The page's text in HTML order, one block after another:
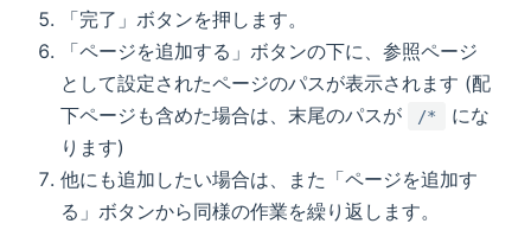
「完了」ボタンを押します。
「ページを追加する」ボタンの下に、参照ページ
として設定されたページのパスが表示されます (配
下ページも含めた場合は、末尾のパスが
/*
にな
ります)
他にも追加したい場合は、また「ページを追加す
る」ボタンから同様の作業を繰り返します。